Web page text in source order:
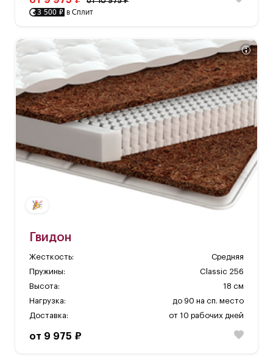
3 500 ₽ в Сплит
Гвидон
Жесткость:
Средняя
Пружины:
Classic 256
Высота:
18 см
Нагрузка:
до 90 на сп. место
Доставка:
от 10 рабочих дней
от 9 975 ₽